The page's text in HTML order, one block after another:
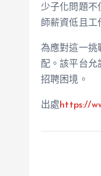
少子化問題不
師薪資低且工
為應對這一挑
配。該平台
招聘困境。
出處https://